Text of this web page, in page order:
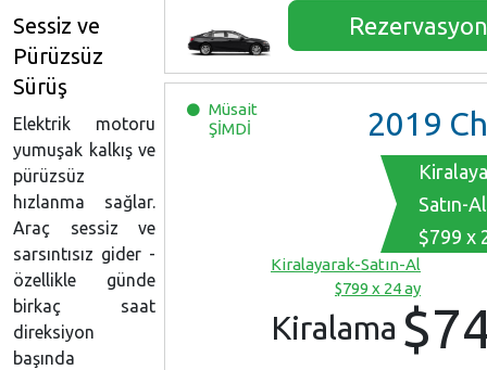
Rezervasyon
Müsait
ŞİMDİ
2019
Satın-Al
$799 x
Kiralayarak-Satın-Al
$799 x 24 ay
Kiralama
Sessiz ve
Pürüzsüz
Sürüş
Elektrik motoru
yumuşak kalkış ve
pürüzsüz
hızlanma sağlar.
Araç sessiz ve
sarsıntısız gider -
özellikle günde
birkaç saat
direksiyon
başında